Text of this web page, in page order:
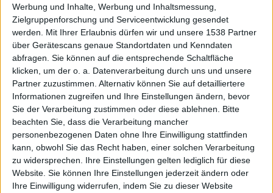
Werbung und Inhalte, Werbung und Inhaltsmessung,
Zielgruppenforschung und Serviceentwicklung gesendet
werden.
Mit Ihrer Erlaubnis dürfen wir und unsere 1538 Partner
über Gerätescans genaue Standortdaten und Kenndaten
abfragen. Sie können auf die entsprechende Schaltfläche
klicken, um der o. a. Datenverarbeitung durch uns und unsere
Partner zuzustimmen. Alternativ können Sie auf detailliertere
Informationen zugreifen und Ihre Einstellungen ändern, bevor
Sie der Verarbeitung zustimmen oder diese ablehnen.
Bitte
beachten Sie, dass die Verarbeitung mancher
personenbezogenen Daten ohne Ihre Einwilligung stattfinden
kann, obwohl Sie das Recht haben, einer solchen Verarbeitung
zu widersprechen. Ihre Einstellungen gelten lediglich für diese
Website. Sie können Ihre Einstellungen jederzeit ändern oder
Ihre Einwilligung widerrufen, indem Sie zu dieser Website
bis
Punkten
Nach Genres filtern►︎
Konzertberichte mit The Dali Thundering
Concept